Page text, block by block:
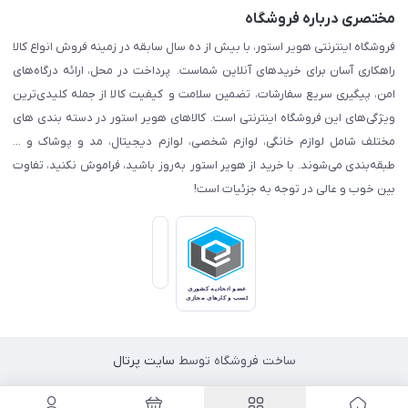
مختصری درباره فروشگاه
فروشگاه اینترنتی هویر استور، با بیش از ده سال سابقه در زمینه فروش انواع کالا
راهکاری آسان برای خریدهای آنلاین شماست. پرداخت در محل، ارائه درگاه‌های
امن، پیگیری سریع سفارشات، تضمین سلامت و کیفیت کالا از جمله کلیدی‌ترین
ویژگی‌های این فروشگاه اینترنتی است. کالاهای هویر استور در دسته بندی های
مختلف شامل لوازم خانگی، لوازم شخصی، لوازم دیجیتال، مد و پوشاک و ...
طبقه‌بندی می‌شوند. با خرید از هویر استور به‌روز باشید، فراموش نکنید، تفاوت
بین خوب و عالی در توجه به جزئیات است!
ساخت فروشگاه توسط سایت پرتال